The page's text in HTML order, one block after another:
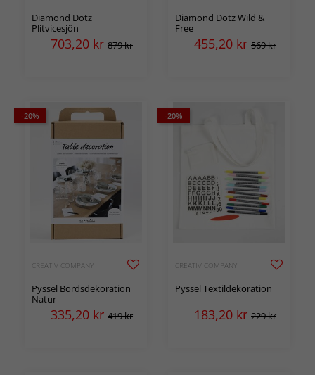
Diamond Dotz
Plitvicesjön
703,20 kr 879 kr
Diamond Dotz Wild &
Free
455,20 kr 569 kr
-20%
CREATIV COMPANY
Pyssel Bordsdekoration
Natur
335,20 kr 419 kr
-20%
CREATIV COMPANY
Pyssel Textildekoration
183,20 kr 229 kr